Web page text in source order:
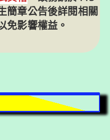
簡章公告後詳閱相關
免影響權益。